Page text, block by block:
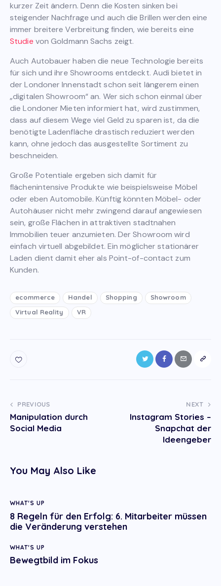
kurzer Zeit ändern. Denn die Kosten sinken bei
steigender Nachfrage und auch die Brillen werden eine
immer breitere Verbreitung finden, wie bereits eine
Studie von Goldmann Sachs zeigt.
Auch Autobauer haben die neue Technologie bereits
für sich und ihre Showrooms entdeckt. Audi bietet in
der Londoner Innenstadt schon seit längerem einen
„digitalen Showroom“ an. Wer sich schon einmal über
die Londoner Mieten informiert hat, wird zustimmen,
dass auf diesem Wege viel Geld zu sparen ist, da die
benötigte Ladenfläche drastisch reduziert werden
kann, ohne jedoch das ausgestellte Sortiment zu
beschneiden.
Große Potentiale ergeben sich damit für
flächenintensive Produkte wie beispielsweise Möbel
oder eben Automobile. Künftig könnten Möbel- oder
Autohäuser nicht mehr zwingend darauf angewiesen
sein, große Flächen in attraktiven stadtnahen
Immobilien teuer anzumieten. Der Showroom wird
einfach virtuell abgebildet. Ein möglicher stationärer
Laden dient damit eher als Point-of-contact zum
Kunden.
ecommerce Handel Shopping
Showroom
Virtual Reality
VR
Post
navigation
PREVIOUS
Manipulation durch
Social Media
NEXT
Instagram Stories –
Snapchat der
Ideengeber
You May Also Like
WHAT'S UP
8 Regeln für den Erfolg: 6. Mitarbeiter müssen
die Veränderung verstehen
WHAT'S UP
Bewegtbild im Fokus